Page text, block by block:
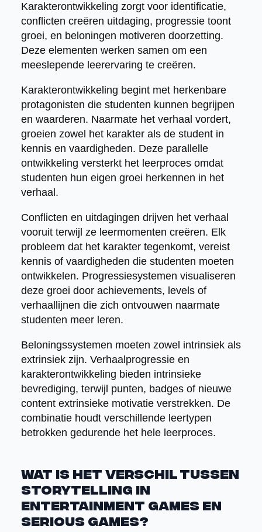
Karakterontwikkeling zorgt voor identificatie,
conflicten creëren uitdaging, progressie toont
groei, en beloningen motiveren doorzetting.
Deze elementen werken samen om een
meeslepende leerervaring te creëren.
Karakterontwikkeling begint met herkenbare
protagonisten die studenten kunnen begrijpen
en waarderen. Naarmate het verhaal vordert,
groeien zowel het karakter als de student in
kennis en vaardigheden. Deze parallelle
ontwikkeling versterkt het leerproces omdat
studenten hun eigen groei herkennen in het
verhaal.
Conflicten en uitdagingen drijven het verhaal
vooruit terwijl ze leermomenten creëren. Elk
probleem dat het karakter tegenkomt, vereist
kennis of vaardigheden die studenten moeten
ontwikkelen. Progressiesystemen visualiseren
deze groei door achievements, levels of
verhaallijnen die zich ontvouwen naarmate
studenten meer leren.
Beloningssystemen moeten zowel intrinsiek als
extrinsiek zijn. Verhaalprogressie en
karakterontwikkeling bieden intrinsieke
bevrediging, terwijl punten, badges of nieuwe
content extrinsieke motivatie verstrekken. De
combinatie houdt verschillende leertypen
betrokken gedurende het hele leerproces.
Wat is het verschil tussen
storytelling in
entertainment games en
serious games?